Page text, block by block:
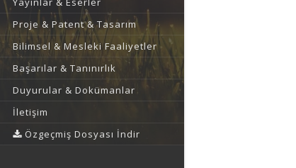
Proje & Patent & Tasarım
Bilimsel & Mesleki Faaliyetler
Başarılar & Tanınırlık
Duyurular & Dokümanlar
İletişim
Özgeçmiş Dosyası İndir